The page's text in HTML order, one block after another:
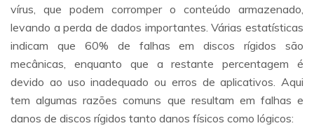
vírus, que podem corromper o conteúdo armazenado,
levando a perda de dados importantes. Várias estatísticas
indicam que 60% de falhas em discos rígidos são
mecânicas, enquanto que a restante percentagem é
devido ao uso inadequado ou erros de aplicativos. Aqui
tem algumas razões comuns que resultam em falhas e
danos de discos rígidos tanto danos físicos como lógicos: